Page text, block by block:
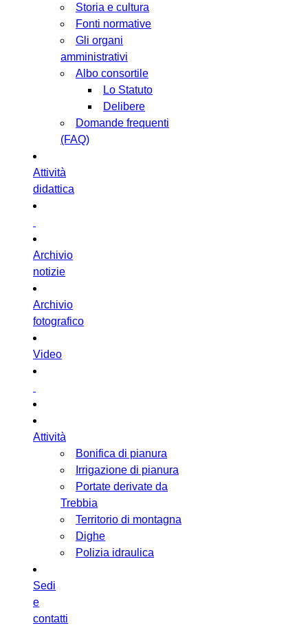
Storia e cultura
Fonti normative
Gli organi
amministrativi
Albo consortile
Lo Statuto
Delibere
Domande frequenti
(FAQ)
Attività
didattica
Archivio
notizie
Archivio
fotografico
Video
Attività
Bonifica di pianura
Irrigazione di pianura
Portate derivate da
Trebbia
Territorio di montagna
Dighe
Polizia idraulica
Sedi
e
contatti